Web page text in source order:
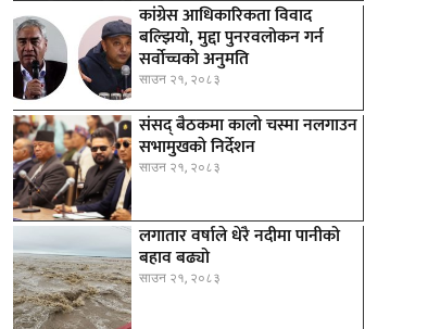
कांग्रेस आधिकारिकता विवाद
बल्झियो, मुद्दा पुनरवलोकन गर्न
सर्वोच्चको अनुमति
साउन २१, २०८३
संसद् बैठकमा कालाे चस्मा नलगाउन
सभामुखकाे निर्देशन
साउन २१, २०८३
लगातार वर्षाले धेरै नदीमा पानीको
बहाव बढ्यो
साउन २१, २०८३